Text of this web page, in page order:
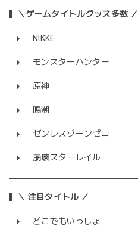
＼ゲームタイトルグッズ多数 ／
NIKKE
モンスターハンター
原神
鳴潮
ゼンレスゾーンゼロ
崩壊スターレイル
＼ 注目タイトル ／
どこでもいっしょ